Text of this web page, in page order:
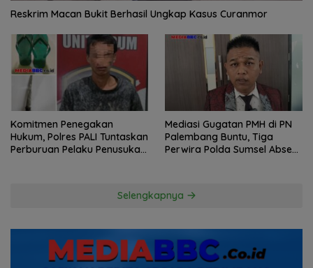
Reskrim Macan Bukit Berhasil Ungkap Kasus Curanmor
Komitmen Penegakan
Hukum, Polres PALI Tuntaskan
Perburuan Pelaku Penusukan
Mediasi Gugatan PMH di PN
Palembang Buntu, Tiga
Perwira Polda Sumsel Absen,
Selengkapnya